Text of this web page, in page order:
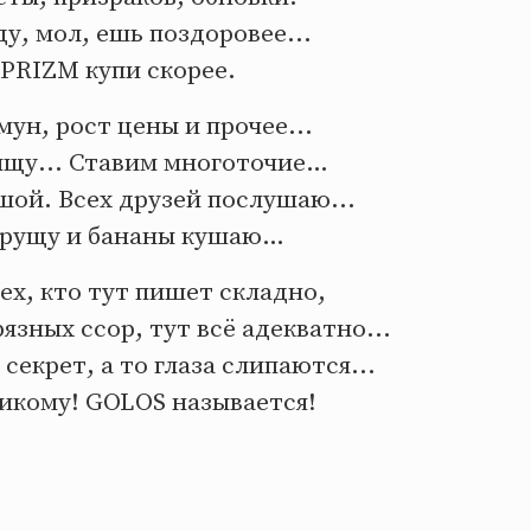
мол, ешь поздоровее...
купи скорее.
рост цены и прочее...
Ставим многоточие…
Всех друзей послушаю...
и бананы кушаю…
кто тут пишет складно,
ссор, тут всё адекватно...
а то глаза слипаются...
GOLOS называется!